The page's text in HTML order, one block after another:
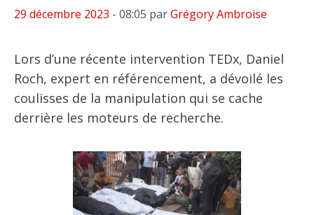
29 décembre 2023 - 08:05 parGrégory Ambroise
Lors d’une récente intervention TEDx, Daniel
Roch, expert en référencement, a dévoilé les
coulisses de la manipulation qui se cache
derrière les moteurs de recherche.